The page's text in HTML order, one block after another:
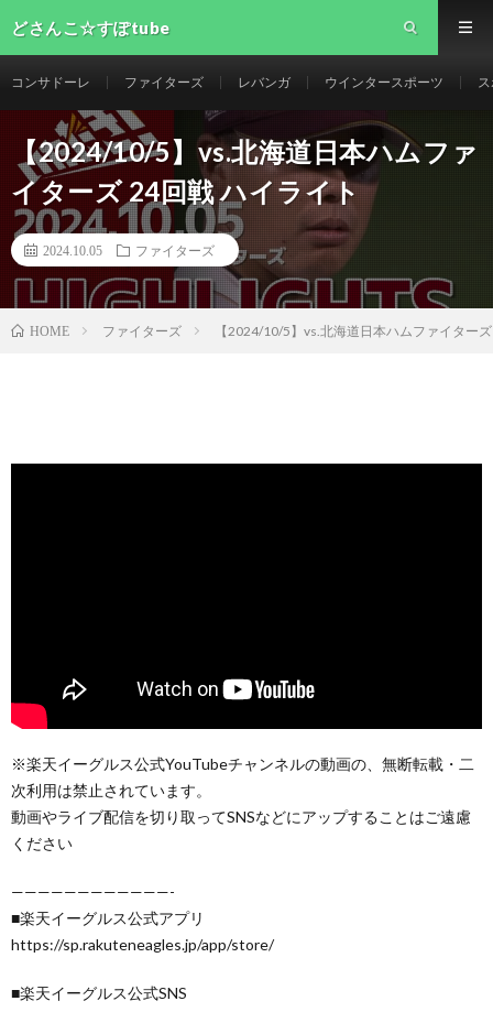
どさんこ☆すぽtube
コンサドーレ ファイターズ レバンガ ウインタースポーツ
【2024/10/5】vs.北海道日本ハムファ
イターズ 24回戦 ハイライト
2024.10.05 ファイターズ
HOME ファイターズ 【2024/10/5】vs.北海道日本ハムファイター
※楽天イーグルス公式YouTubeチャンネルの動画の、無断転載・二
次利用は禁止されています。
動画やライブ配信を切り取ってSNSなどにアップすることはご遠慮
ください
————————————-
■楽天イーグルス公式アプリ
https://sp.rakuteneagles.jp/app/store/
■楽天イーグルス公式SNS